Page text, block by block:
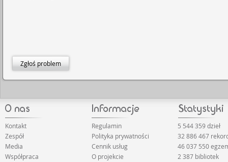
Zgłoś problem
Kontakt
Zespół
Media
Współpraca
Regulamin
Polityka prywatności
Cennik usług
O projekcie
5 544 359 dzieł
32 886 467
46 037 550
2 387 bibliotek